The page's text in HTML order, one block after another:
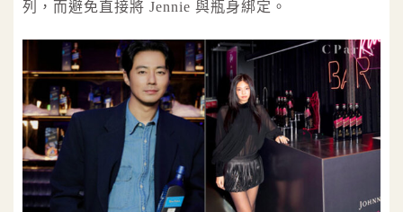
列，而避免直接將 Jennie 與瓶身綁定。